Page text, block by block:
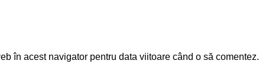
în acest navigator pentru data viitoare când o să comentez.